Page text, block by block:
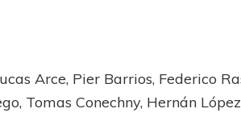
Arce, Pier Barrios, Federico
Tomas Conechny, Hernán